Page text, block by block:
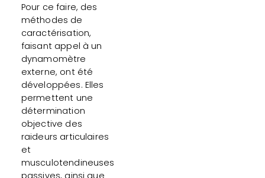
Pour ce faire, des
méthodes de
caractérisation,
faisant appel à un
dynamomètre
externe, ont été
développées. Elles
permettent une
détermination
objective des
raideurs articulaires
et
musculotendineuses
passives, ainsi que